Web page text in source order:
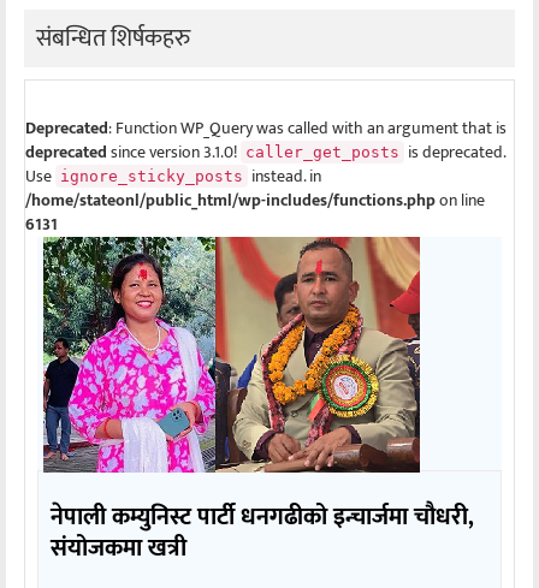
संबन्धित शिर्षकहरु
Deprecated: Function WP_Query was called with an argument that is
deprecatedsince version 3.1.0! caller_get_posts is deprecated.
Use ignore_sticky_posts instead. in
/home/stateonl/public_html/wp-includes/functions.phpon line
6131
नेपाली कम्युनिस्ट पार्टी धनगढीको इन्चार्जमा चौधरी,
संयोजकमा खत्री